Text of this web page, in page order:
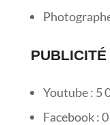
PUBLICITÉ
Youtube : 5
Facebook :